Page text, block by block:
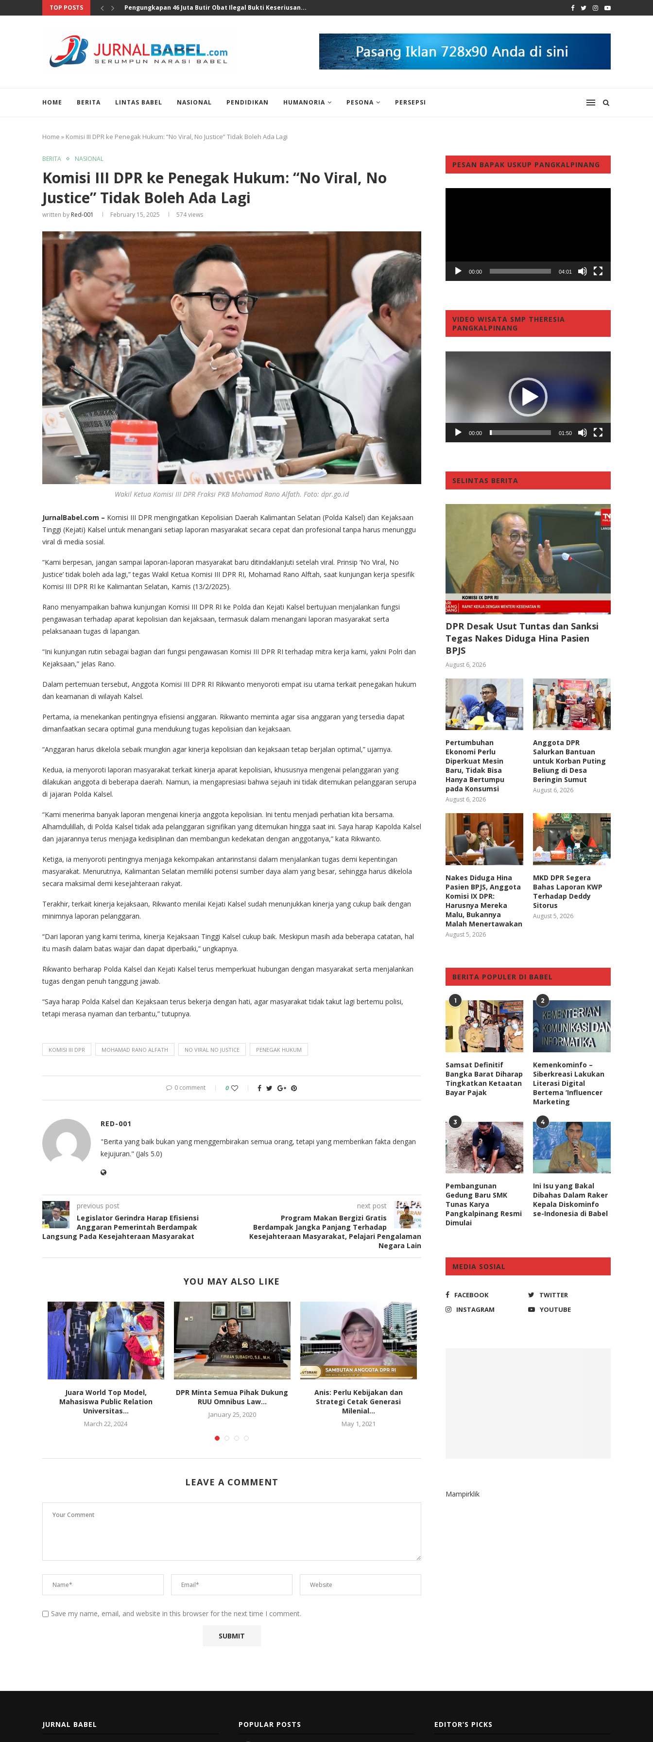
TOP POSTS Anggota DPR Sebut Sensus Ekonomi 2026 Bukan Untuk...
HOME BERITA LINTAS BABEL NASIONAL PENDIDIKAN HUMANORIA PESONA PERSEPSI
Home » Komisi III DPR ke Penegak Hukum: “No Viral, No Justice” Tidak Boleh Ada Lagi
BERITA NASIONAL
Komisi III DPR ke Penegak Hukum: “No Viral, No
Justice” Tidak Boleh Ada Lagi
written by Red-001 February 15, 2025 574views
Wakil Ketua Komisi III DPR Fraksi PKB Mohamad Rano Alfath. Foto: dpr.go.id
JurnalBabel.com – Komisi III DPR mengingatkan Kepolisian Daerah Kalimantan Selatan (Polda Kalsel) dan Kejaksaan
Tinggi (Kejati) Kalsel untuk menangani setiap laporan masyarakat secara cepat dan profesional tanpa harus menunggu
viral di media sosial.
“Kami berpesan, jangan sampai laporan-laporan masyarakat baru ditindaklanjuti setelah viral. Prinsip ‘No Viral, No
Justice’ tidak boleh ada lagi,” tegas Wakil Ketua Komisi III DPR RI, Mohamad Rano Alftah, saat kunjungan kerja spesifik
Komisi III DPR RI ke Kalimantan Selatan, Kamis (13/2/2025).
Rano menyampaikan bahwa kunjungan Komisi III DPR RI ke Polda dan Kejati Kalsel bertujuan menjalankan fungsi
pengawasan terhadap aparat kepolisian dan kejaksaan, termasuk dalam menangani laporan masyarakat serta
pelaksanaan tugas di lapangan.
“Ini kunjungan rutin sebagai bagian dari fungsi pengawasan Komisi III DPR RI terhadap mitra kerja kami, yakni Polri dan
Kejaksaan,” jelas Rano.
Dalam pertemuan tersebut, Anggota Komisi III DPR RI Rikwanto menyoroti empat isu utama terkait penegakan hukum
dan keamanan di wilayah Kalsel.
Pertama, ia menekankan pentingnya efisiensi anggaran. Rikwanto meminta agar sisa anggaran yang tersedia dapat
dimanfaatkan secara optimal guna mendukung tugas kepolisian dan kejaksaan.
“Anggaran harus dikelola sebaik mungkin agar kinerja kepolisian dan kejaksaan tetap berjalan optimal,” ujarnya.
Kedua, ia menyoroti laporan masyarakat terkait kinerja aparat kepolisian, khususnya mengenai pelanggaran yang
dilakukan anggota di beberapa daerah. Namun, ia mengapresiasi bahwa sejauh ini tidak ditemukan pelanggaran serupa
di jajaran Polda Kalsel.
“Kami menerima banyak laporan mengenai kinerja anggota kepolisian. Ini tentu menjadi perhatian kita bersama.
Alhamdulillah, di Polda Kalsel tidak ada pelanggaran signifikan yang ditemukan hingga saat ini. Saya harap Kapolda Kalsel
dan jajarannya terus menjaga kedisiplinan dan membangun kedekatan dengan anggotanya,” kata Rikwanto.
Ketiga, ia menyoroti pentingnya menjaga kekompakan antarinstansi dalam menjalankan tugas demi kepentingan
masyarakat. Menurutnya, Kalimantan Selatan memiliki potensi sumber daya alam yang besar, sehingga harus dikelola
secara maksimal demi kesejahteraan rakyat.
Terakhir, terkait kinerja kejaksaan, Rikwanto menilai Kejati Kalsel sudah menunjukkan kinerja yang cukup baik dengan
minimnya laporan pelanggaran.
“Dari laporan yang kami terima, kinerja Kejaksaan Tinggi Kalsel cukup baik. Meskipun masih ada beberapa catatan, hal
itu masih dalam batas wajar dan dapat diperbaiki,” ungkapnya.
Rikwanto berharap Polda Kalsel dan Kejati Kalsel terus memperkuat hubungan dengan masyarakat serta menjalankan
tugas dengan penuh tanggung jawab.
“Saya harap Polda Kalsel dan Kejaksaan terus bekerja dengan hati, agar masyarakat tidak takut lagi bertemu polisi,
tetapi merasa nyaman dan terbantu,” tutupnya.
KOMISI III DPR MOHAMAD RANO ALFATH NO VIRAL NO JUSTICE PENEGAK HUKUM
0 comment 0
RED-001
"Berita yang baik bukan yang menggembirakan semua orang, tetapi yang memberikan fakta dengan
kejujuran." (Jals 5.0)
previous post
Legislator Gerindra Harap Efisiensi
Anggaran Pemerintah Berdampak
Langsung Pada Kesejahteraan Masyarakat
next post
Program Makan Bergizi Gratis
Berdampak Jangka Panjang Terhadap
Kesejahteraan Masyarakat, Pelajari Pengalaman
Negara Lain
YOU MAY ALSO LIKE
Juara World Top Model,
Mahasiswa Public Relation
Universitas...
March 22, 2024
DPR Minta Semua Pihak Dukung
RUU Omnibus Law...
January 25, 2020
Anis: Perlu Kebijakan dan
Strategi Cetak Generasi
Milenial...
May 1, 2021
LEAVE A COMMENT
Save my name, email, and website in this browser for the next time I comment.
PESAN BAPAK USKUP PANGKALPINANG
00:00 04:01
VIDEO WISATA SMP THERESIA
PANGKALPINANG
00:00 01:50
SELINTAS BERITA
DPR Desak Usut Tuntas dan Sanksi
Tegas Nakes Diduga Hina Pasien
BPJS
August 6, 2026
Pertumbuhan
Ekonomi Perlu
Diperkuat Mesin
Baru, Tidak Bisa
Hanya Bertumpu
pada Konsumsi
August 6, 2026
Anggota DPR
Salurkan Bantuan
untuk Korban Puting
Beliung di Desa
Beringin Sumut
August 6, 2026
Nakes Diduga Hina
Pasien BPJS, Anggota
Komisi IX DPR:
Harusnya Mereka
Malu, Bukannya
Malah Menertawakan
August 5, 2026
MKD DPR Segera
Bahas Laporan KWP
Terhadap Deddy
Sitorus
August 5, 2026
BERITA POPULER DI BABEL
1
Samsat Definitif
Bangka Barat Diharap
Tingkatkan Ketaatan
Bayar Pajak
2
Kemenkominfo –
Siberkreasi Lakukan
Literasi Digital
Bertema ‘Influencer
Marketing
3
Pembangunan
Gedung Baru SMK
Tunas Karya
Pangkalpinang Resmi
Dimulai
4
Ini Isu yang Bakal
Dibahas Dalam Raker
Kepala Diskominfo
se-Indonesia di Babel
MEDIA SOSIAL
FACEBOOK
TWITTER
INSTAGRAM
YOUTUBE
Mampirklik
JURNAL BABEL POPULAR POSTS EDITOR’S PICKS